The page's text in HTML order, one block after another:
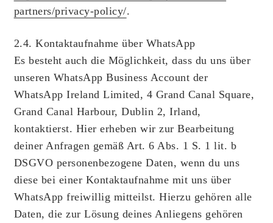
partners/privacy-policy/.
2.4. Kontaktaufnahme über WhatsApp
Es besteht auch die Möglichkeit, dass du uns über
unseren WhatsApp Business Account der
WhatsApp Ireland Limited, 4 Grand Canal Square,
Grand Canal Harbour, Dublin 2, Irland,
kontaktierst. Hier erheben wir zur Bearbeitung
deiner Anfragen gemäß Art. 6 Abs. 1 S. 1 lit. b
DSGVO personenbezogene Daten, wenn du uns
diese bei einer Kontaktaufnahme mit uns über
WhatsApp freiwillig mitteilst. Hierzu gehören alle
Daten, die zur Lösung deines Anliegens gehören